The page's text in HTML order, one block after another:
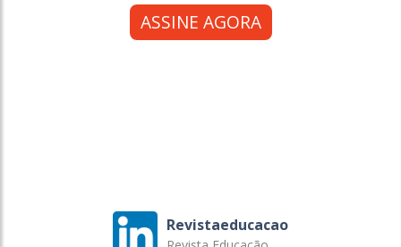
ASSINE AGORA
Revistaeducacao